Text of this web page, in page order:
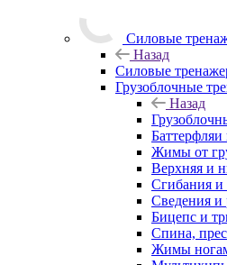
Силовые
Назад
Силовые
Грузоблочные
Назад
Баттерфляи
Жимы от
Верхняя и
Сгибания и
Сведения и
Бицепс и
Спина,
Жимы